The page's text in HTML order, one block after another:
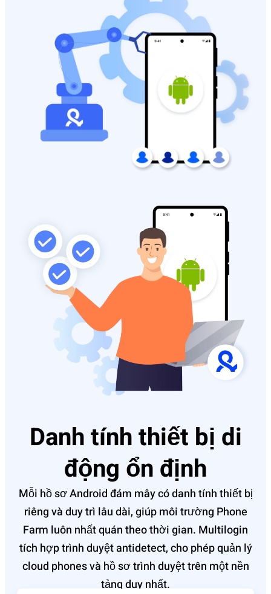
Danh tính thiết bị di
động ổn định
Mỗi hồ sơ Android đám mây có danh tính thiết bị
riêng và duy trì lâu dài, giúp môi trường Phone
Farm luôn nhất quán theo thời gian. Multilogin
tích hợp trình duyệt antidetect, cho phép quản lý
cloud phones và hồ sơ trình duyệt trên một nền
tảng duy nhất.